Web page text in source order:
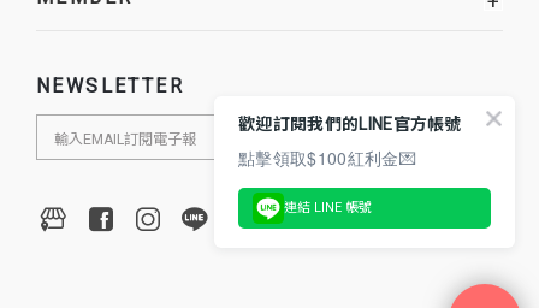
NEWSLETTER
歡迎訂閱我們的LINE官方帳號
點擊領取$100紅利金💌
連結 LINE 帳號